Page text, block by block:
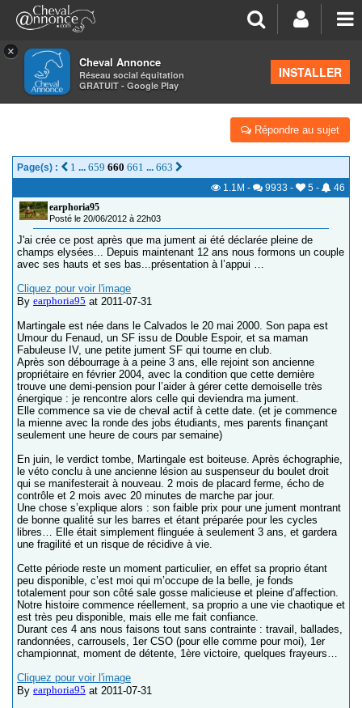
×
Cheval Annonce
Réseau social équitation
GRATUIT - Google Play
INSTALLER
>Vos photos et vidéos
MARTINGALE & DRYADE, LE MANS P661-662
Répondre au sujet
Page(s) : 1 ... 659 660 661 ... 663
1.1M - 9933 - 5 -
46
earphoria95
Posté le 20/06/2012 à 22h03
J'ai crée ce post après que ma jument ai été déclarée pleine de
champs elysées... Depuis maintenant 12 ans nous formons un couple
avec ses hauts et ses bas...présentation à l’appui …
Cliquez pour voir l'image
By earphoria95 at 2011-07-31
Martingale est née dans le Calvados le 20 mai 2000. Son papa est
Umour du Fenaud, un SF issu de Double Espoir, et sa maman
Fabuleuse IV, une petite jument SF qui tourne en club.
Après son débourrage à a peine 3 ans, elle rejoint son ancienne
propriétaire en février 2004, avec la condition que cette dernière
trouve une demi-pension pour l’aider à gérer cette demoiselle très
énergique : je rencontre alors celle qui deviendra ma jument.
Elle commence sa vie de cheval actif à cette date. (et je commence
la mienne avec la ronde des jobs étudiants, mes parents finançant
seulement une heure de cours par semaine)
En juin, le verdict tombe, Martingale est boiteuse. Après échographie,
le véto conclu à une ancienne lésion au suspenseur du boulet droit
qui se manifesterait à nouveau. 2 mois de placard ferme, écho de
contrôle et 2 mois avec 20 minutes de marche par jour.
Une chose s’explique alors : son faible prix pour une jument montrant
de bonne qualité sur les barres et étant préparée pour les cycles
libres… Elle était simplement flinguée à seulement 3 ans, et gardera
une fragilité et un risque de récidive à vie.
Cette période reste un moment particulier, en effet sa proprio étant
peu disponible, c’est moi qui m’occupe de la belle, je fonds
totalement pour son côté sale gosse malicieuse et pleine d’affection.
Notre histoire commence réellement, sa proprio a une vie chaotique et
est très peu disponible, mais elle me fait confiance.
Durant ces 4 ans nous faisons tout sans contrainte : travail, ballades,
randonnées, carrousels, 1er CSO (pour elle comme pour moi), 1er
championnat, moment de détente, 1ère victoire, quelques frayeurs…
Cliquez pour voir l'image
By earphoria95 at 2011-07-31